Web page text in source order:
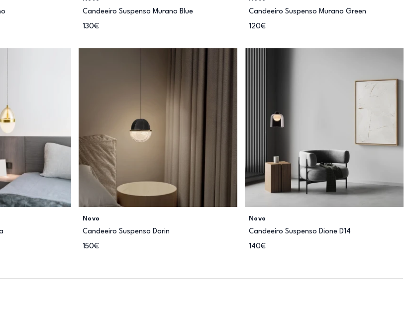
Candeeiro Suspenso Murano Blue
130€
Candeeiro Suspenso Murano Green
120€
Novo
Candeeiro Suspenso Dorin
150€
Novo
Candeeiro Suspenso Dione D14
140€